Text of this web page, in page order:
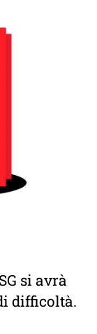
si avrà
difficoltà.